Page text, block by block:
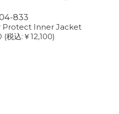
833
Protect Inner Jacket
(税込:￥12,100)